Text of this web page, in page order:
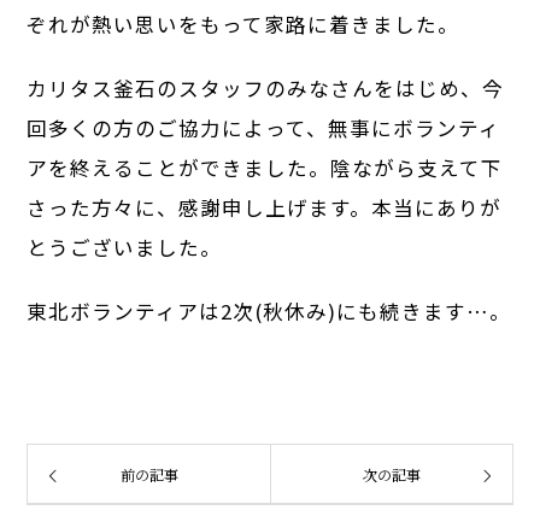
ぞれが熱い思いをもって家路に着きました。
カリタス釜石のスタッフのみなさんをはじめ、今
回多くの方のご協力によって、無事にボランティ
アを終えることができました。陰ながら支えて下
さった方々に、感謝申し上げます。本当にありが
とうございました。
東北ボランティアは2次(秋休み)にも続きます…。
前の記事 次の記事